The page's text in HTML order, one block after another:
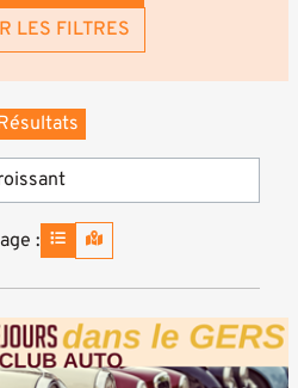
EFFACER LES FILTRES
: